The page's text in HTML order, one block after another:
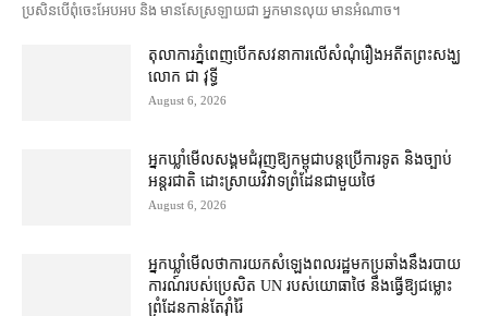
ប្រសិនបើ​ពុំ​ចេះ​អែបអប និង មាន​សែស្រឡាយ​ជា អ្នកមាន​លុយ មានអំណាច។
តុលាការ​ភ្នំពេញ​​បើកសវនាការ​លើ​សំណុំរឿង​​អតីត​ព្រះសង្ឃ
លោក ជា វុទ្ធី
August 6, 2026
អ្នកឃ្លាំមើល​សង្គម​ជំរុញ​ឱ្យ​កម្ពុជា​បន្ត​ប្រើ​ការទូត និង​ច្បាប់​
អន្តរជាតិ ដោះស្រាយ​វិវាទ​ព្រំដែន​ជាមួយ​ថៃ
August 6, 2026
អ្នកឃ្លាំមើល​ថា​ការ​យក​សំឡេង​ពលរដ្ឋ​មក​ប្រឆាំង​នឹង​របាយ
ការណ៍​របស់​ប្រេសិត UN របស់​យោធា​ថៃ នឹង​ធ្វើ​ឱ្យ​ជម្លោះ
ព្រំដែន​កាន់តែ​រ៉ាំរ៉ៃ